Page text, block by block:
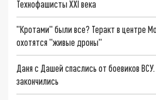
Технофашисты XXI века
"Кротами" были все? Теракт в центре
охотятся "живые дроны"
Даня с Дашей спаслись от боевиков
закончились